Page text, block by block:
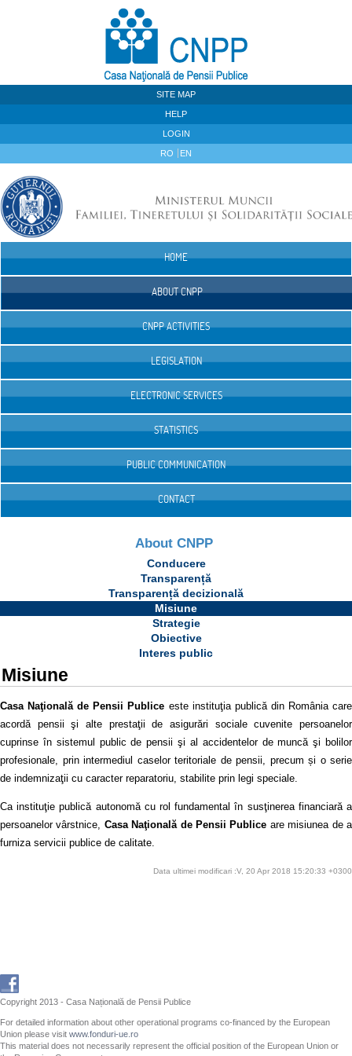
SITE MAP
HELP
LOGIN
RO EN
HOME
ABOUT CNPP
CNPP ACTIVITIES
LEGISLATION
ELECTRONIC SERVICES
STATISTICS
PUBLIC COMMUNICATION
CONTACT
About CNPP
Conducere
Transparență
Transparență decizională
Misiune
Strategie
Obiective
Interes public
Misiune
Casa Naţională de Pensii Publice este instituţia publică din România care
acordă pensii şi alte prestaţii de asigurări sociale cuvenite persoanelor
cuprinse în sistemul public de pensii şi al accidentelor de muncă şi bolilor
profesionale, prin intermediul caselor teritoriale de pensii, precum și o serie
de indemnizaţii cu caracter reparatoriu, stabilite prin legi speciale.
Ca instituţie publică autonomă cu rol fundamental în susţinerea financiară a
persoanelor vârstnice, Casa Naţională de Pensii Publice are misiunea de a
furniza servicii publice de calitate.
Data ultimei modificari :V, 20 Apr 2018 15:20:33 +0300
Copyright 2013 - Casa Națională de Pensii Publice
For detailed information about other operational programs co-financed by the European
Union please visit www.fonduri-ue.ro
This material does not necessarily represent the official position of the European Union or